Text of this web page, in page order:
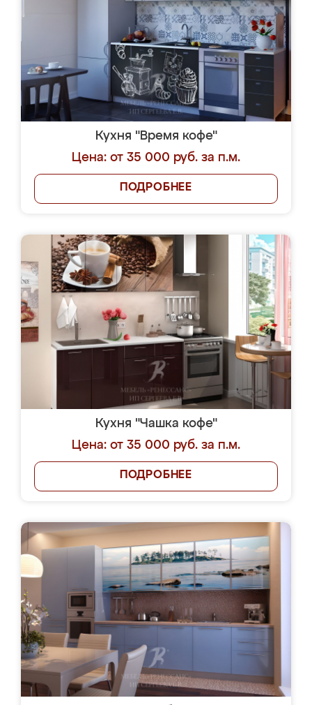
Кухня "Время кофе"
Цена: от 35 000 руб. за п.м.
ПОДРОБНЕЕ
Кухня "Чашка кофе"
Цена: от 35 000 руб. за п.м.
ПОДРОБНЕЕ